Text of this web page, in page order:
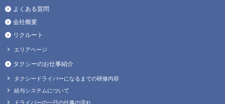
よくある質問
会社概要
リクルート
エリアページ
タクシーのお仕事紹介
タクシードライバーになるまでの研修内容
給与システムについて
ドライバーの一日の仕事の流れ